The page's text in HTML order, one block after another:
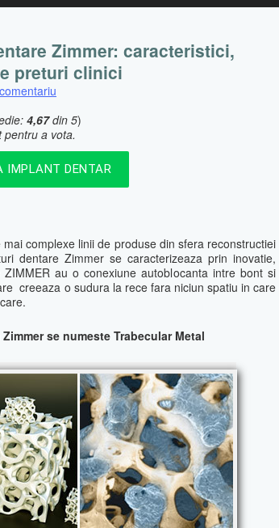
Zimmer: caracteristici,
preturi clinici
4,67din 5)
pentru a vota.
IMPLANT DENTAR
complexe linii de produse din sfera reconstructiei
dentare Zimmer se caracterizeaza prin inovatie,
au o conexiune autoblocanta intre bont si
creeaza o sudura la rece fara niciun spatiu in care
se numeste Trabecular Metal